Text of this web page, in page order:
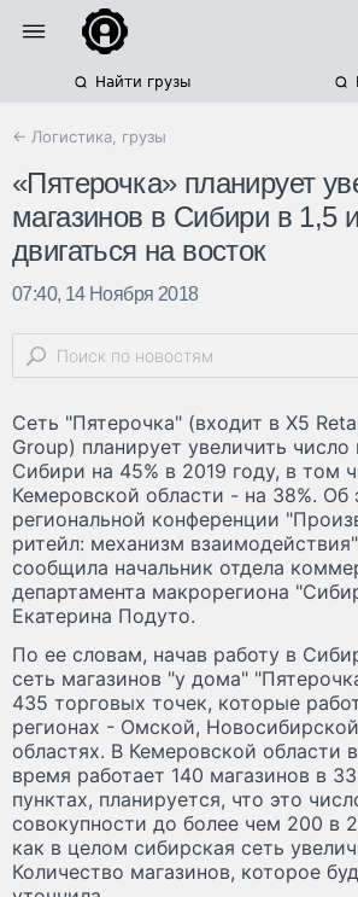
Найти грузы
← Логистика, грузы
«Пятерочка» планирует
магазинов в Сибири в 1,5
двигаться на восток
07:40, 14 Ноября 2018
Сеть "Пятерочка" (входит в X5
Group) планирует увеличить число
Сибири на 45% в 2019 году, в том
Кемеровской области - на 38%. Об
региональной конференции
ритейл: механизм
сообщила начальник отдела
департамента макрорегиона
Екатерина Подуто.
По ее словам, начав работу в
сеть магазинов "у дома"
435 торговых точек, которые
регионах - Омской,
областях. В Кемеровской области
время работает 140 магазинов в
пунктах, планируется, что это
совокупности до более чем 200 в
как в целом сибирская сеть
Количество магазинов, которое